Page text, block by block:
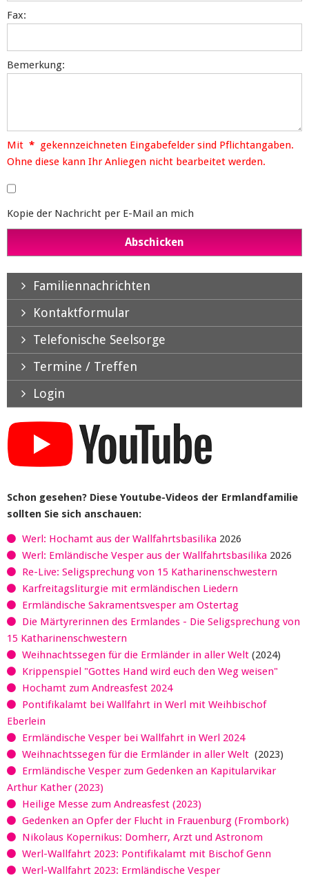
Fax:
Bemerkung:
Mit * gekennzeichneten Eingabefelder sind Pflichtangaben.
Ohne diese kann Ihr Anliegen nicht bearbeitet werden.
Kopie der Nachricht per E-Mail an mich
Familiennachrichten
Kontaktformular
Telefonische Seelsorge
Termine / Treffen
Login
Schon gesehen? Diese Youtube-Videos der Ermlandfamilie
sollten Sie sich anschauen:
Werl: Hochamt aus der Wallfahrtsbasilika 2026
Werl: Emländische Vesper aus der Wallfahrtsbasilika 2026
Re-Live: Seligsprechung von 15 Katharinenschwestern
Karfreitagsliturgie mit ermländischen Liedern
Ermländische Sakramentsvesper am Ostertag
Die Märtyrerinnen des Ermlandes - Die Seligsprechung von
15 Katharinenschwestern
Weihnachtssegen für die Ermländer in aller Welt (2024)
Krippenspiel "Gottes Hand wird euch den Weg weisen"
Hochamt zum Andreasfest 2024
Pontifikalamt bei Wallfahrt in Werl mit Weihbischof
Eberlein
Ermländische Vesper bei Wallfahrt in Werl 2024
Weihnachtssegen für die Ermländer in aller Welt (2023)
Ermländische Vesper zum Gedenken an Kapitularvikar
Arthur Kather (2023)
Heilige Messe zum Andreasfest (2023)
Gedenken an Opfer der Flucht in Frauenburg (Frombork)
Nikolaus Kopernikus: Domherr, Arzt und Astronom
Werl-Wallfahrt 2023: Pontifikalamt mit Bischof Genn
Werl-Wallfahrt 2023: Ermländische Vesper